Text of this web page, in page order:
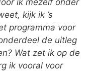
ik mezelf onder
kijk ik ’s
programma voor
de uitleg
Wat zet ik op de
ik vooral voor